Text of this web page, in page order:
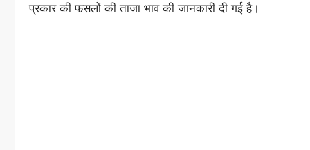
प्रकार की फसलों की ताजा भाव की जानकारी दी गई है।